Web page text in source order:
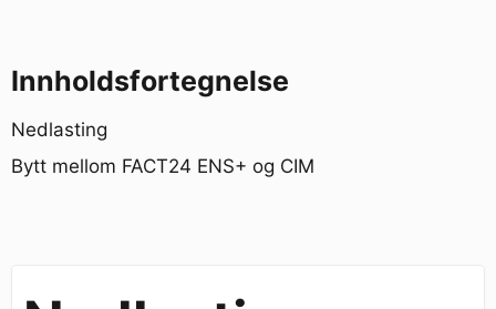
Innholdsfortegnelse
Nedlasting
Bytt mellom FACT24 ENS+ og CIM